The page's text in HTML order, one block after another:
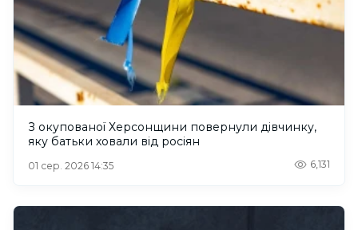
З окупованої Херсонщини повернули дівчинку,
яку батьки ховали від росіян
01 сер. 2026 14:35 6,131